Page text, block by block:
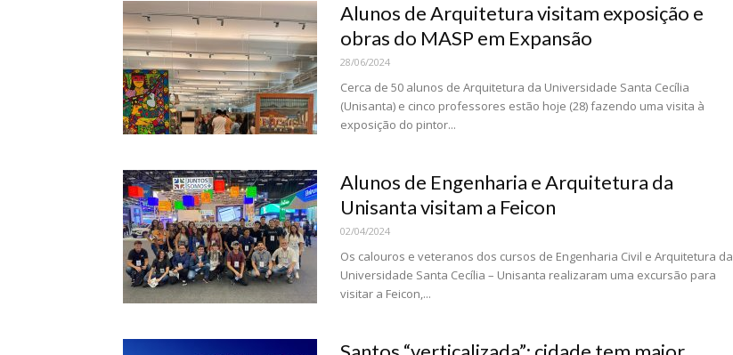
Alunos de Arquitetura visitam exposição e
obras do MASP em Expansão
28/06/2024
Cerca de 50 alunos de Arquitetura da Universidade Santa Cecília
(Unisanta) e cinco professores estão hoje (28) fazendo uma visita à
exposição do pintor...
Alunos de Engenharia e Arquitetura da
Unisanta visitam a Feicon
02/04/2024
Os calouros e veteranos dos cursos de Engenharia Civil e Arquitetura da
Universidade Santa Cecília – Unisanta realizaram uma excursão para
visitar a Feicon,...